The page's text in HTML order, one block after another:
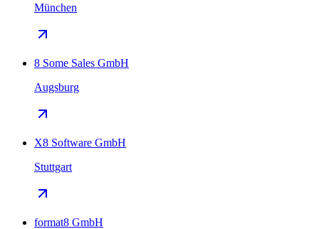
München
8 Some Sales GmbH
Augsburg
X8 Software GmbH
Stuttgart
format8 GmbH